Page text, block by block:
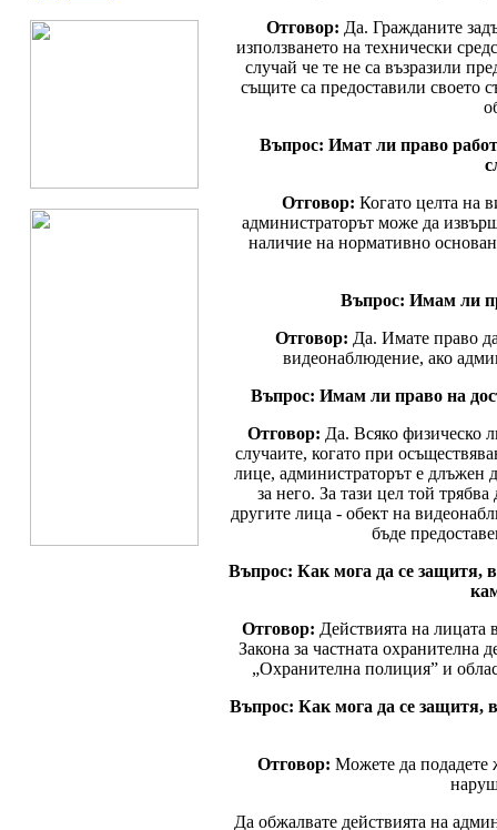
Отговор: Да. Гражданите
използването на технически
случай че те не са възразили
същите са предоставили своето
Въпрос: Имат ли право
Отговор:Когато целта на
администраторът може да
наличие на нормативно
Въпрос: Имам ли
Отговор: Да. Имате право
видеонаблюдение, ако
Въпрос: Имам ли право на
Отговор: Да. Всяко физическо
случаите, когато при
лице, администраторът е длъжен
за него. За тази цел той
другите лица - обект на
бъде
Въпрос: Как мога да се защитя,
Отговор: Действията на лицата
Закона за частната охранителна
„Охранителна полиция” и
Въпрос: Как мога да се защитя,
Отговор: Можете да подадете
Да обжалвате действията на